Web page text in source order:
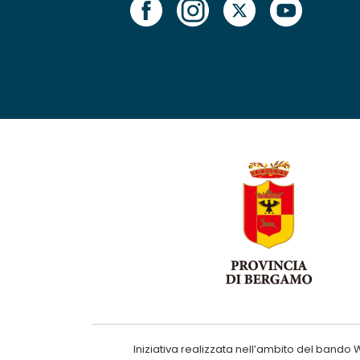
Iniziativa realizzata nell’ambito del bando